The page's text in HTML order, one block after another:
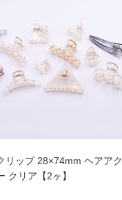
リップ 28×74mm ヘアアク
クリア【2ヶ】